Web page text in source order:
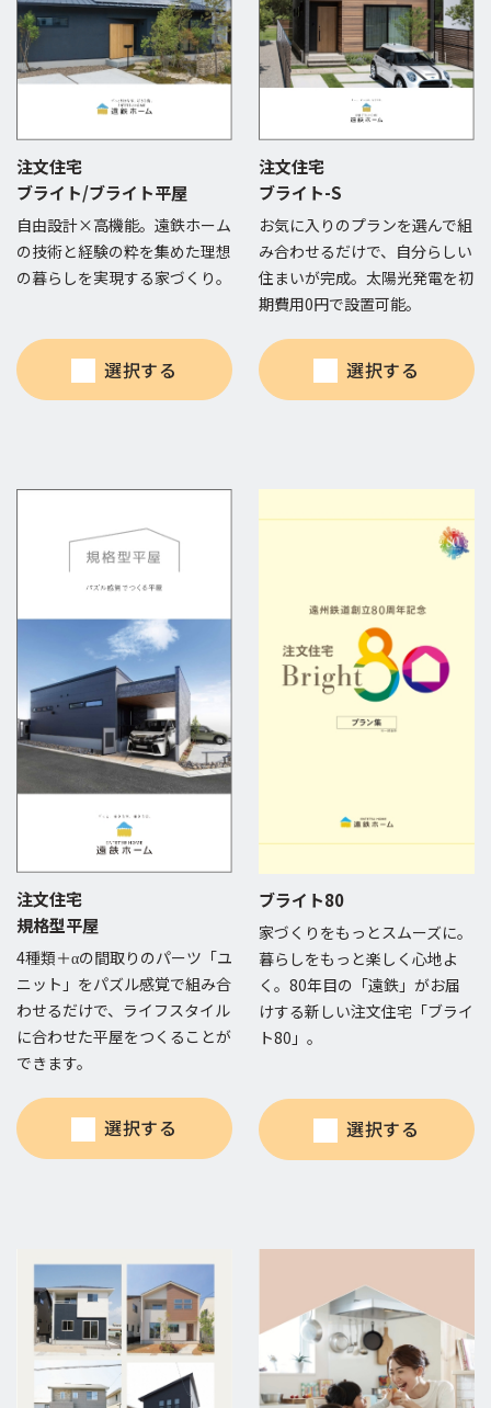
注文住宅
ブライト/ブライト平屋
自由設計×高機能。遠鉄ホーム
の技術と経験の粋を集めた理想
の暮らしを実現する家づくり。
選択する
注文住宅
ブライト-S
お気に入りのプランを選んで組
み合わせるだけで、自分らしい
住まいが完成。太陽光発電を初
期費用0円で設置可能。
選択する
注文住宅
規格型平屋
4種類＋αの間取りのパーツ「ユ
ニット」をパズル感覚で組み合
わせるだけで、ライフスタイル
に合わせた平屋をつくることが
できます。
選択する
ブライト80
家づくりをもっとスムーズに。
暮らしをもっと楽しく心地よ
く。80年目の「遠鉄」がお届
けする新しい注文住宅「ブライ
ト80」。
選択する